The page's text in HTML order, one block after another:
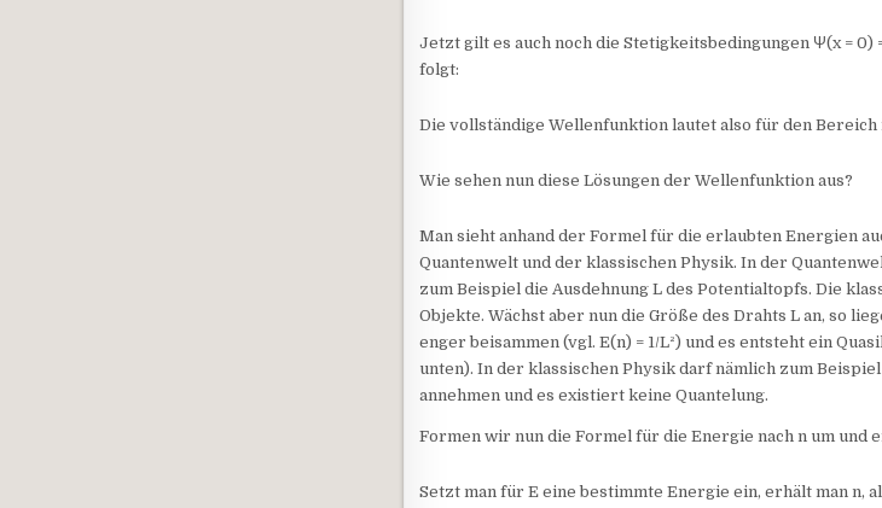
Jetzt gilt es auch noch die Stetigkeitsbedingungen Ψ(x = 0)
folgt:
Die vollständige Wellenfunktion lautet also für den
Wie sehen nun diese Lösungen der Wellenfunktion aus?
Man sieht anhand der Formel für die erlaubten Energien
Quantenwelt und der klassischen Physik. In der
zum Beispiel die Ausdehnung L des Potentialtopfs. Die
Objekte. Wächst aber nun die Größe des Drahts L an, so
enger beisammen (vgl. E(n) = 1/L²) und es entsteht ein
unten). In der klassischen Physik darf nämlich zum
annehmen und es existiert keine Quantelung.
Formen wir nun die Formel für die Energie nach n um und
Setzt man für E eine bestimmte Energie ein, erhält man n,